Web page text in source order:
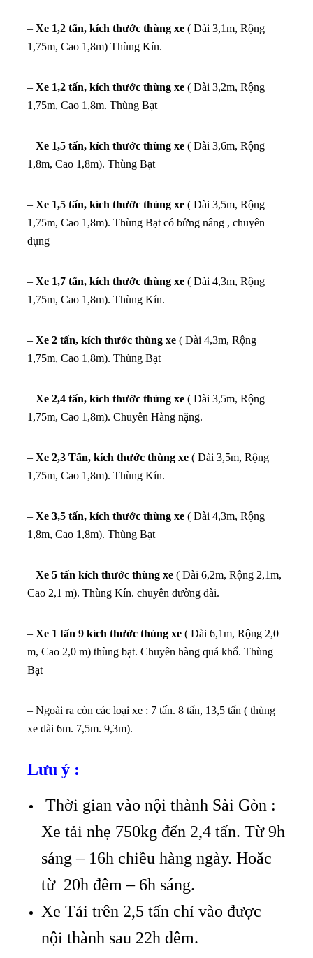
– Xe 1,2 tấn, kích thước thùng xe ( Dài 3,1m, Rộng
1,75m, Cao 1,8m) Thùng Kín.
– Xe 1,2 tấn, kích thước thùng xe ( Dài 3,2m, Rộng
1,75m, Cao 1,8m. Thùng Bạt
– Xe 1,5 tấn, kích thước thùng xe ( Dài 3,6m, Rộng
1,8m, Cao 1,8m). Thùng Bạt
– Xe 1,5 tấn, kích thước thùng xe ( Dài 3,5m, Rộng
1,75m, Cao 1,8m). Thùng Bạt có bửng nâng , chuyên
dụng
– Xe 1,7 tấn, kích thước thùng xe ( Dài 4,3m, Rộng
1,75m, Cao 1,8m). Thùng Kín.
– Xe 2 tấn, kích thước thùng xe ( Dài 4,3m, Rộng
1,75m, Cao 1,8m). Thùng Bạt
– Xe 2,4 tấn, kích thước thùng xe ( Dài 3,5m, Rộng
1,75m, Cao 1,8m). Chuyên Hàng nặng.
– Xe 2,3 Tấn, kích thước thùng xe ( Dài 3,5m, Rộng
1,75m, Cao 1,8m). Thùng Kín.
– Xe 3,5 tấn, kích thước thùng xe ( Dài 4,3m, Rộng
1,8m, Cao 1,8m). Thùng Bạt
– Xe 5 tấn kích thước thùng xe ( Dài 6,2m, Rộng 2,1m,
Cao 2,1 m). Thùng Kín. chuyên đường dài.
– Xe 1 tấn 9 kích thước thùng xe ( Dài 6,1m, Rộng 2,0
m, Cao 2,0 m) thùng bạt. Chuyên hàng quá khổ. Thùng
Bạt
– Ngoài ra còn các loại xe : 7 tấn. 8 tấn, 13,5 tấn ( thùng
xe dài 6m. 7,5m. 9,3m).
Lưu ý :
Thời gian vào nội thành Sài Gòn :
Xe tải nhẹ 750kg đến 2,4 tấn. Từ 9h
sáng – 16h chiều hàng ngày. Hoăc
từ 20h đêm – 6h sáng.
Xe Tải trên 2,5 tấn chỉ vào được
nội thành sau 22h đêm.